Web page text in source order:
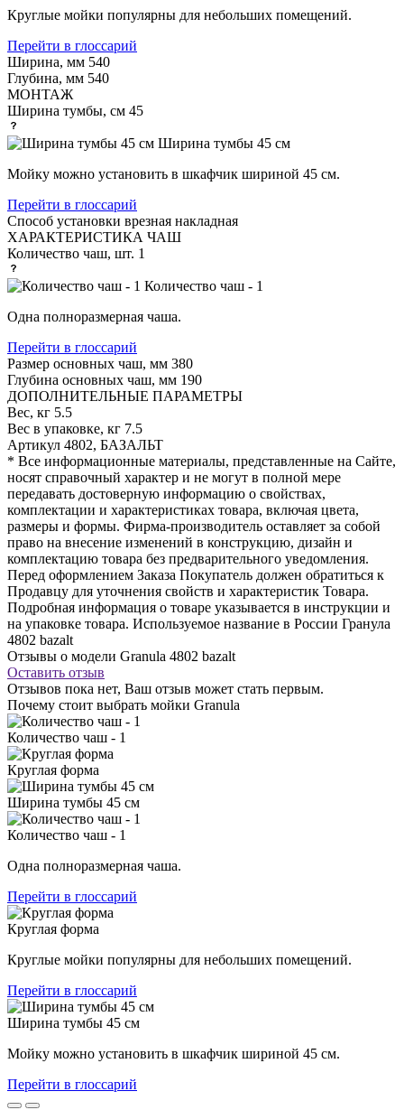
Круглые мойки популярны для небольших помещений.
Перейти в глоссарий
Ширина, мм 540
Глубина, мм 540
МОНТАЖ
Ширина тумбы, см 45
Ширина тумбы 45 см
Мойку можно установить в шкафчик шириной 45 см.
Перейти в глоссарий
Способ установки врезная накладная
ХАРАКТЕРИСТИКА ЧАШ
Количество чаш, шт. 1
Количество чаш - 1
Одна полноразмерная чаша.
Перейти в глоссарий
Размер основных чаш, мм 380
Глубина основных чаш, мм 190
ДОПОЛНИТЕЛЬНЫЕ ПАРАМЕТРЫ
Вес, кг 5.5
Вес в упаковке, кг 7.5
Артикул 4802, БАЗАЛЬТ
* Все информационные материалы, представленные на Сайте,
носят справочный характер и не могут в полной мере
передавать достоверную информацию о свойствах,
комплектации и характеристиках товара, включая цвета,
размеры и формы. Фирма-производитель оставляет за собой
право на внесение изменений в конструкцию, дизайн и
комплектацию товара без предварительного уведомления.
Перед оформлением Заказа Покупатель должен обратиться к
Продавцу для уточнения свойств и характеристик Товара.
Подробная информация о товаре указывается в инструкции и
на упаковке товара. Используемое название в России Гранула
4802 bazalt
Отзывы о модели Granula 4802 bazalt
Оставить отзыв
Отзывов пока нет, Ваш отзыв может стать первым.
Почему стоит выбрать мойки Granula
Количество чаш - 1
Круглая форма
Ширина тумбы 45 см
Количество чаш - 1
Одна полноразмерная чаша.
Перейти в глоссарий
Круглая форма
Круглые мойки популярны для небольших помещений.
Перейти в глоссарий
Ширина тумбы 45 см
Мойку можно установить в шкафчик шириной 45 см.
Перейти в глоссарий